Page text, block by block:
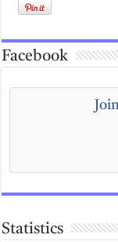
Facebook
Statistics